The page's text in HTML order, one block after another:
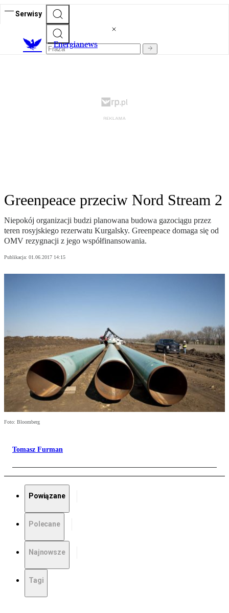
Serwisy
Energianews
Greenpeace przeciw Nord Stream 2
Niepokój organizacji budzi planowana budowa gazociągu przez
teren rosyjskiego rezerwatu Kurgalsky. Greenpeace domaga się od
OMV rezygnacji z jego współfinansowania.
Publikacja: 01.06.2017 14:15
Foto: Bloomberg
Tomasz Furman
Powiązane
Polecane
Najnowsze
Tagi